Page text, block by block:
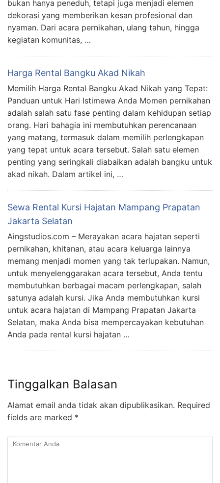
bukan hanya peneduh, tetapi juga menjadi elemen
dekorasi yang memberikan kesan profesional dan
nyaman. Dari acara pernikahan, ulang tahun, hingga
kegiatan komunitas, …
Harga Rental Bangku Akad Nikah
Memilih Harga Rental Bangku Akad Nikah yang Tepat:
Panduan untuk Hari Istimewa Anda Momen pernikahan
adalah salah satu fase penting dalam kehidupan setiap
orang. Hari bahagia ini membutuhkan perencanaan
yang matang, termasuk dalam memilih perlengkapan
yang tepat untuk acara tersebut. Salah satu elemen
penting yang seringkali diabaikan adalah bangku untuk
akad nikah. Dalam artikel ini, …
Sewa Rental Kursi Hajatan Mampang Prapatan
Jakarta Selatan
Aingstudios.com – Merayakan acara hajatan seperti
pernikahan, khitanan, atau acara keluarga lainnya
memang menjadi momen yang tak terlupakan. Namun,
untuk menyelenggarakan acara tersebut, Anda tentu
membutuhkan berbagai macam perlengkapan, salah
satunya adalah kursi. Jika Anda membutuhkan kursi
untuk acara hajatan di Mampang Prapatan Jakarta
Selatan, maka Anda bisa mempercayakan kebutuhan
Anda pada rental kursi hajatan …
Tinggalkan Balasan
Alamat email anda tidak akan dipublikasikan. Required
fields are marked *